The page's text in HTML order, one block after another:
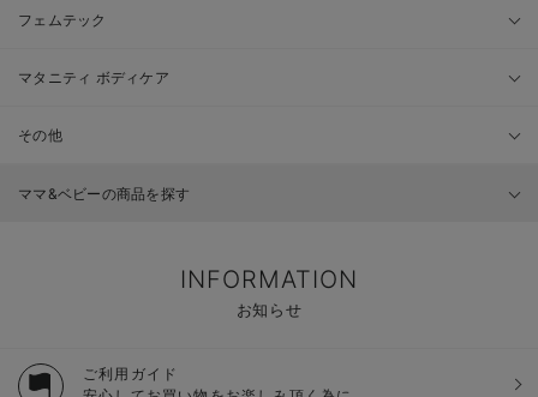
フェムテック
マタニティ ボディケア
その他
ママ&ベビーの商品を探す
INFORMATION
お知らせ
ご利用ガイド